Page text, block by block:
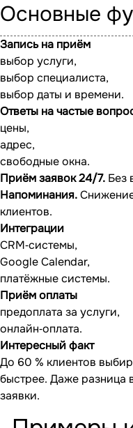
Основные
Запись на приём
выбор услуги,
выбор специалиста,
выбор даты и времени.
Ответы на частые
цены,
адрес,
свободные окна.
Приём заявок 24/7. Без
Напоминания.
клиентов.
Интеграции
CRM‐системы,
Google Calendar,
платёжные системы.
Приём оплаты
предоплата за услуги,
онлайн‐оплата.
Интересный факт
До 60 % клиентов
быстрее. Даже разница
заявки.